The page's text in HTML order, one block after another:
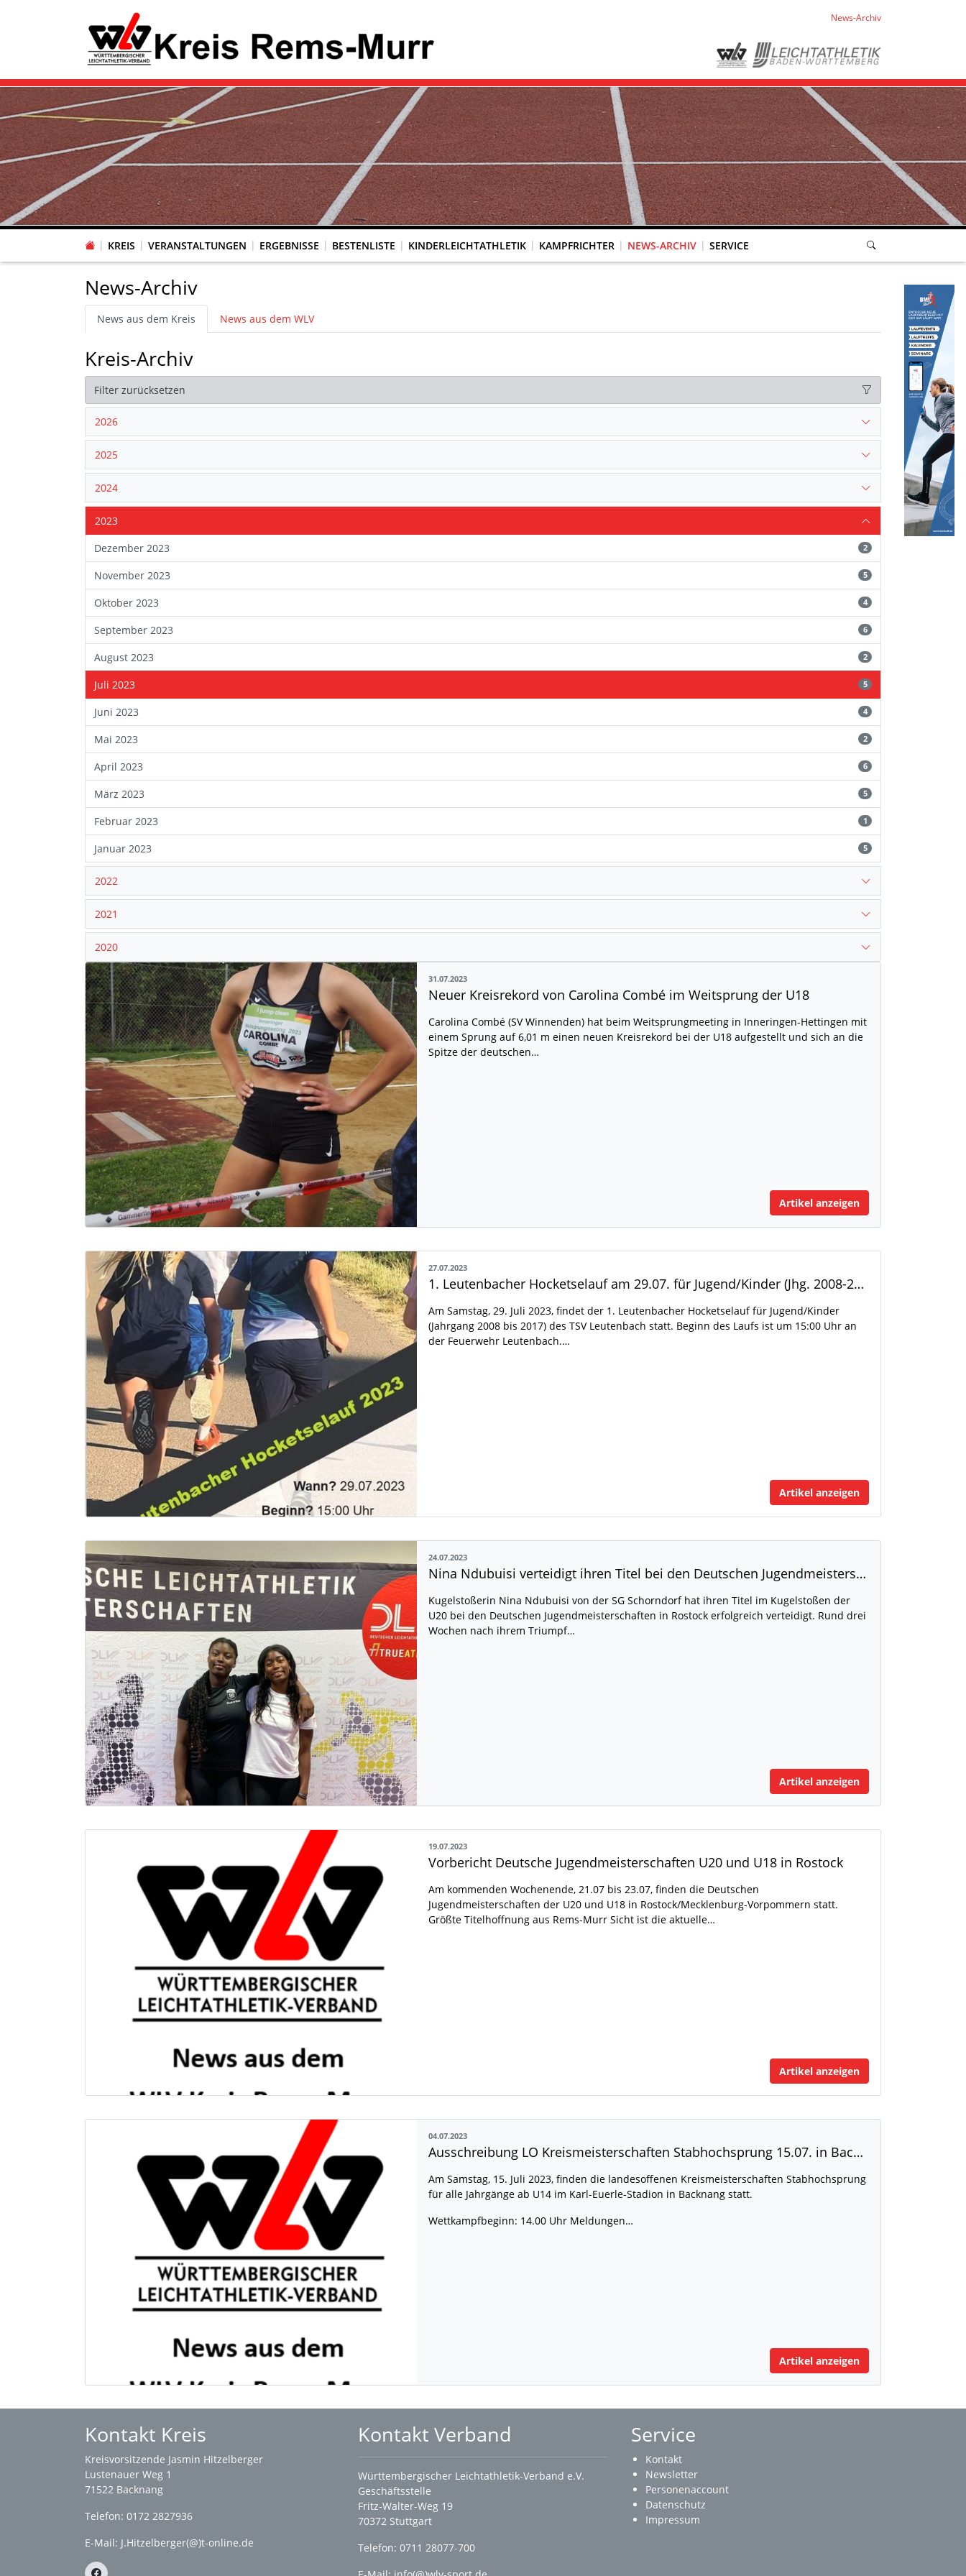
News-Archiv
KREIS VERANSTALTUNGEN ERGEBNISSE BESTENLISTE KINDERLEICHTATHLETIK KAMPFRICHTER NEWS-ARCHIV SERVICE
News-Archiv
News aus dem Kreis News aus dem WLV
Kreis-Archiv
Filter zurücksetzen
2026
2025
2024
2023
Dezember 2023
2
November 2023 5
Oktober 2023 4
September 2023 6
August 2023 2
Juli 2023 5
Juni 2023 4
Mai 2023 2
April 2023 6
März 2023 5
Februar 2023 1
Januar 2023 5
2022
2021
2020
31.07.2023
Neuer Kreisrekord von Carolina Combé im Weitsprung der U18
Carolina Combé (SV Winnenden) hat beim Weitsprungmeeting in Inneringen-Hettingen mit
einem Sprung auf 6,01 m einen neuen Kreisrekord bei der U18 aufgestellt und sich an die
Spitze der deutschen…
Artikel anzeigen
27.07.2023
1. Leutenbacher Hocketselauf am 29.07. für Jugend/Kinder (Jhg. 2008-2017)
Am Samstag, 29. Juli 2023, findet der 1. Leutenbacher Hocketselauf für Jugend/Kinder
(Jahrgang 2008 bis 2017) des TSV Leutenbach statt. Beginn des Laufs ist um 15:00 Uhr an
der Feuerwehr Leutenbach.…
Artikel anzeigen
24.07.2023
Nina Ndubuisi verteidigt ihren Titel bei den Deutschen Jugendmeisterschaften in Rostock
Kugelstoßerin Nina Ndubuisi von der SG Schorndorf hat ihren Titel im Kugelstoßen der
U20 bei den Deutschen Jugendmeisterschaften in Rostock erfolgreich verteidigt. Rund drei
Wochen nach ihrem Triumpf…
Artikel anzeigen
19.07.2023
Vorbericht Deutsche Jugendmeisterschaften U20 und U18 in Rostock
Am kommenden Wochenende, 21.07 bis 23.07, finden die Deutschen
Jugendmeisterschaften der U20 und U18 in Rostock/Mecklenburg-Vorpommern statt.
Größte Titelhoffnung aus Rems-Murr Sicht ist die aktuelle…
Artikel anzeigen
04.07.2023
Ausschreibung LO Kreismeisterschaften Stabhochsprung 15.07. in Backnang
Am Samstag, 15. Juli 2023, finden die landesoffenen Kreismeisterschaften Stabhochsprung
für alle Jahrgänge ab U14 im Karl-Euerle-Stadion in Backnang statt.
Wettkampfbeginn: 14.00 Uhr Meldungen…
Artikel anzeigen
Kontakt Kreis
Kreisvorsitzende Jasmin Hitzelberger
Lustenauer Weg 1
71522 Backnang
Telefon: 0172 2827936
E-Mail: J.Hitzelberger(@)t-online.de
Kontakt Verband
Württembergischer Leichtathletik-Verband e.V.
Geschäftsstelle
Fritz-Walter-Weg 19
70372 Stuttgart
Telefon: 0711 28077-700
Service
Kontakt
Newsletter
Personenaccount
Datenschutz
Impressum